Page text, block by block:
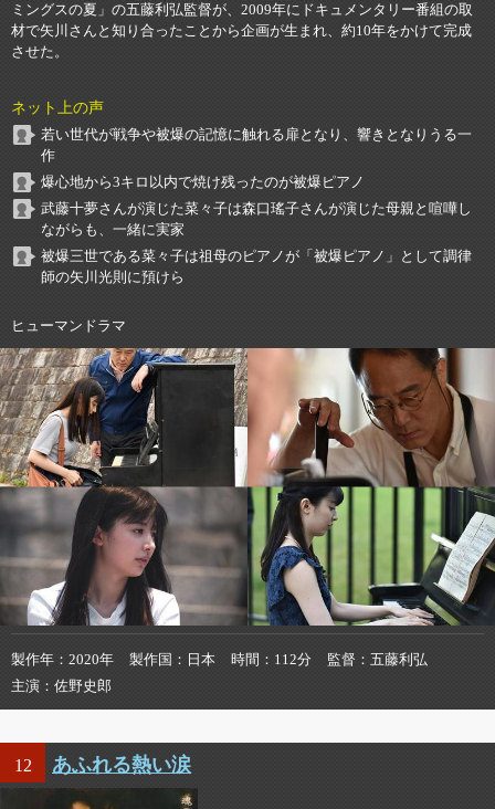
ミングスの夏」の五藤利弘監督が、2009年にドキュメンタリー番組の取
材で矢川さんと知り合ったことから企画が生まれ、約10年をかけて完成
させた。
ネット上の声
若い世代が戦争や被爆の記憶に触れる扉となり、響きとなりうる一
作
爆心地から3キロ以内で焼け残ったのが被爆ピアノ
武藤十夢さんが演じた菜々子は森口瑤子さんが演じた母親と喧嘩し
ながらも、一緒に実家
被爆三世である菜々子は祖母のピアノが「被爆ピアノ」として調律
師の矢川光則に預けら
ヒューマンドラマ
製作年 2020年 製作国 日本 時間 112分 監督
五藤利弘
主演
佐野史郎
12 あふれる熱い涙